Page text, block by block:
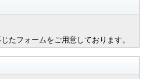
たフォームをご用意しております。